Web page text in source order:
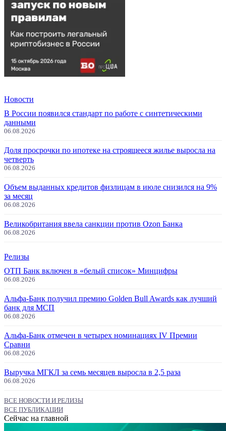
Новости
В России появился стандарт по работе с синтетическими
данными
06.08.2026
Доля просрочки по ипотеке на строящееся жилье выросла на
четверть
06.08.2026
Объем выданных кредитов физлицам в июле снизился на 9%
за месяц
06.08.2026
Великобритания ввела санкции против Ozon Банка
06.08.2026
Релизы
ОТП Банк включен в «белый список» Минцифры
06.08.2026
Альфа-Банк получил премию Golden Bull Awards как лучший
банк для МСП
06.08.2026
Альфа-Банк отмечен в четырех номинациях IV Премии
Сравни
06.08.2026
Выручка МГКЛ за семь месяцев выросла в 2,5 раза
06.08.2026
ВСЕ НОВОСТИ И РЕЛИЗЫ
ВСЕ ПУБЛИКАЦИИ
Сейчас на главной